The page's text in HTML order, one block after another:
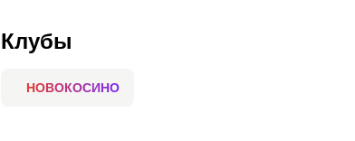
Клубы
НОВОКОСИНО